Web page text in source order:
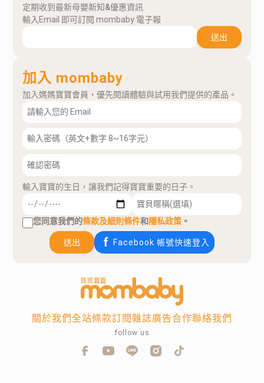
定期收到最新母嬰新知&優惠資訊
輸入Email 即可訂閱 mombaby 電子報
送出
加入 mombaby
加入媽媽寶寶會員，優先閱讀體驗與試用我們提供的產品。
輸入寶寶的生日，讓我們記得寶寶重要的日子。
您同意我們的條款及細則條件和隱私政策 。
送出 Facebook 帳號快速登入
關於我們全站條款訂閱雜誌廣告合作聯絡我們
follow us